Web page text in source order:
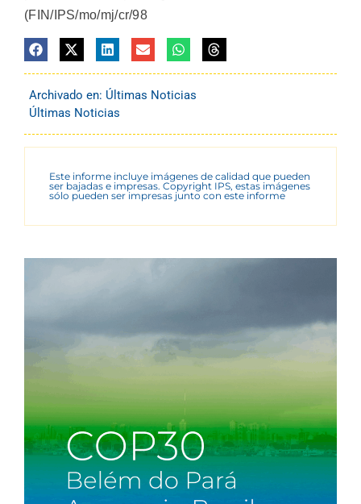
(FIN/IPS/mo/mj/cr/98
Archivado en: Últimas Noticias
Últimas Noticias
Este informe incluye imágenes de calidad que pueden
ser bajadas e impresas. Copyright IPS, estas imágenes
sólo pueden ser impresas junto con este informe